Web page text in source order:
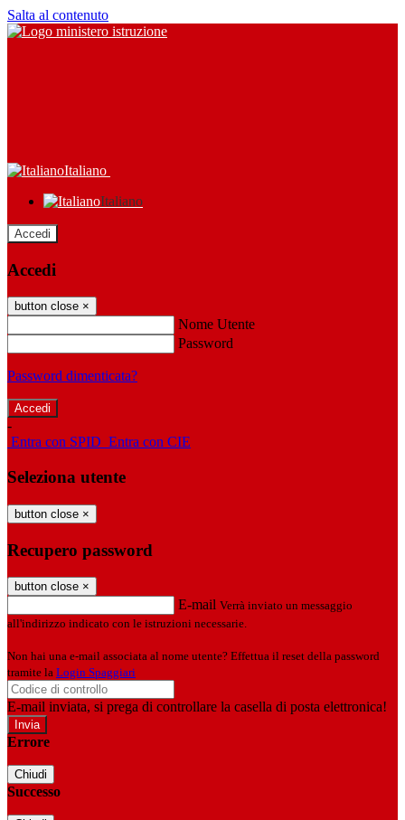
Salta al contenuto
Italiano
Italiano
Accedi
Accedi
button close ×
Nome Utente
Password
Password dimenticata?
-
Entra con SPID Entra con CIE
Seleziona utente
button close ×
Recupero password
button close ×
E-mail Verrà inviato un messaggio
all'indirizzo indicato con le istruzioni necessarie.
Non hai una e-mail associata al nome utente? Effettua il reset della password
tramite la Login Spaggiari
E-mail inviata, si prega di controllare la casella di posta elettronica!
Errore
Chiudi
Successo